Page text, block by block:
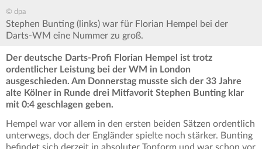
© dpa
Stephen Bunting (links) war für Florian Hempel bei der
Darts-WM eine Nummer zu groß.
Der deutsche Darts-Profi Florian Hempel ist trotz
ordentlicher Leistung bei der WM in London
ausgeschieden. Am Donnerstag musste sich der 33 Jahre
alte Kölner in Runde drei Mitfavorit Stephen Bunting klar
mit 0:4 geschlagen geben.
Hempel war vor allem in den ersten beiden Sätzen ordentlich
unterwegs, doch der Engländer spielte noch stärker. Bunting